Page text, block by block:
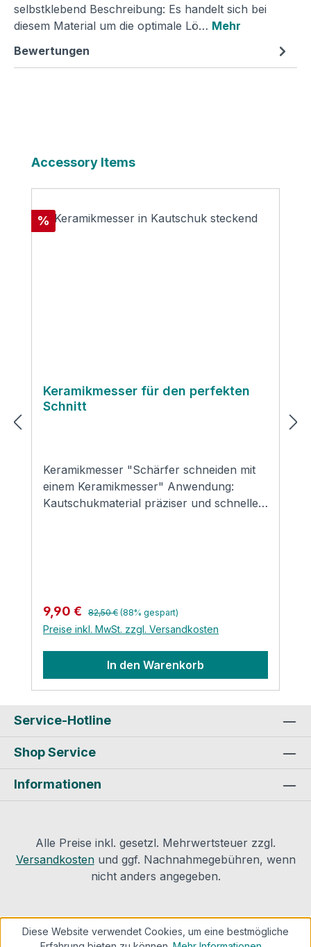
selbstklebend Beschreibung: Es handelt sich bei
diesem Material um die optimale Lö… Mehr
Bewertungen
Produktgalerie überspringen
Accessory Items
Rabatt
%
Keramikmesser für den perfekten
Schnitt
Keramikmesser "Schärfer schneiden mit
einem Keramikmesser" Anwendung:
Kautschukmaterial präziser und schneller
Profis Produktsicherheit und
Kontaktinformationen des Herstellers:
Verkaufspreis:
9,90 € Regulärer Preis:
82,50 € (88% gespart)
Preise inkl. MwSt. zzgl. Versandkosten
In den Warenkorb
Service-Hotline
Shop Service
Informationen
Alle Preise inkl. gesetzl. Mehrwertsteuer zzgl.
Versandkostenund ggf. Nachnahmegebühren, wenn
nicht anders angegeben.
Diese Website verwendet Cookies, um eine bestmögliche